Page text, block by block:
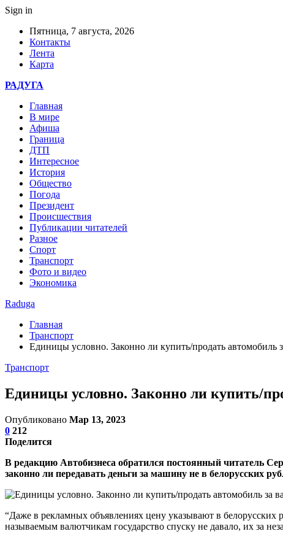
Sign in
Пятница, 7 августа, 2026
Контакты
Лента
Карта
РАДУГА
Главная
В мире
Афиша
Граница
ДТП
Интересное
История
Общество
Погода
Президент
Происшествия
Публикации читателей
Разное
Спорт
Транспорт
Фото и видео
Экономика
Raduga
Главная
Транспорт
Единицы условно. Законно ли купить/продать автомобиль
Транспорт
Единицы условно. Законно ли купить/
Опубликовано Мар 13, 2023
0 212
Поделится
В редакцию Автобизнеса обратился постоянный читатель
законно ли передавать деньги за машину не в белорусских
“Даже в рекламных объявлениях цену указывают в белорусских
называемым валютчикам государство спуску не давало, их за